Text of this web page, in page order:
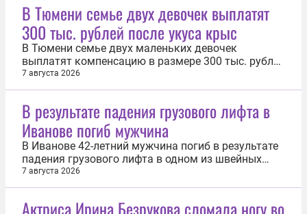
В Тюмени семье двух девочек выплатят
300 тыс. рублей после укуса крыс
В Тюмени семье двух маленьких девочек
выплатят компенсацию в размере 300 тыс. рублей
после укуса крыс в квартире. Об этом 7 августа
сообщили в Объединенной пресс-службе судебной
декабря прошлого года покусали детей в
квартире дома на улице Олимпийской...
7 августа 2026
В результате падения грузового лифта в
Иванове погиб мужчина
В Иванове 42-летний мужчина погиб в результате
падения грузового лифта в одном из швейных
цехов. Об этом 7 августа сообщила пресс-служба
прокуратуры Ивановской области. «6 августа
Громобоя произошло падение грузового лифта
7 августа 2026
Актриса Ирина Безрукова сломала ногу во